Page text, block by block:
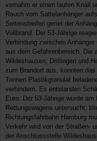
vernahm er einen lauten Knall
Rauch vom Sattelanhänger
Seitenstreifen geriet der
Vollbrand. Der 53-Jährige
Verbindung zwischen
aus dem Gefahrenbereich. Die
Wildeshausen, Dötlingen und
zum Brandort aus, konnten
Tonnen Plastikgranulat
verhindern. Es entstanden
Euro. Der 53-Jährige wurde
Rettungswagens untersucht,
Richtungsfahrbahn Hamburg
Verkehr wird von der Straßen-
der Anschlussstelle